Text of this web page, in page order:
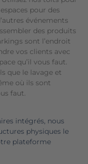
pour des
événements
des produits
sont l’endroit
vos clients avec
qu’il vous faut.
que le lavage et
où ils sont
faut.
intégrés, nous
physiques le
plateforme